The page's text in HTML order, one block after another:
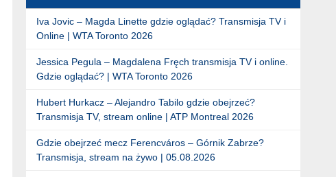
Iva Jovic – Magda Linette gdzie oglądać? Transmisja TV i
Online | WTA Toronto 2026
Jessica Pegula – Magdalena Fręch transmisja TV i online.
Gdzie oglądać? | WTA Toronto 2026
Hubert Hurkacz – Alejandro Tabilo gdzie obejrzeć?
Transmisja TV, stream online | ATP Montreal 2026
Gdzie obejrzeć mecz Ferencváros – Górnik Zabrze?
Transmisja, stream na żywo | 05.08.2026